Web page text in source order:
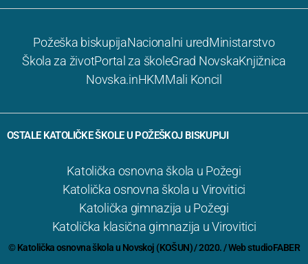
Požeška biskupijaNacionalni uredMinistarstvo
Škola za životPortal za školeGrad NovskaKnjižnica
Novska.inHKMMali Koncil
OSTALE KATOLIČKE ŠKOLE U POŽEŠKOJ BISKUPIJI
Katolička osnovna škola u Požegi
Katolička osnovna škola u Virovitici
Katolička gimnazija u Požegi
Katolička klasična gimnazija u Virovitici
© Katolička osnovna škola u Novskoj (KOŠUN) / 2020. / WebstudioFABER